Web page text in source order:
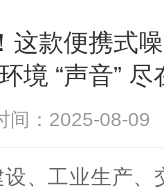
这款便携式
境 “声音” 尽
间：2025-08-
、工业生产、